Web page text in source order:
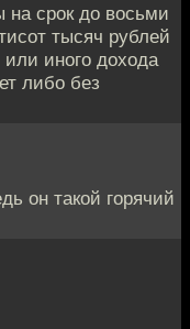
на срок до восьми
тысяч рублей
иного дохода
либо без
он такой горячий